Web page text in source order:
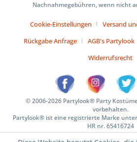
Nachnahmegebühren, wenn nicht
Cookie-Einstellungen
Versand
Rückgabe Anfrage
AGB's Partylook
Widerrufsrecht
© 2006-2026 Partylook® Party
vorbehalten.
Partylook® ist eine registrierte Marke
HR nr. 65416724